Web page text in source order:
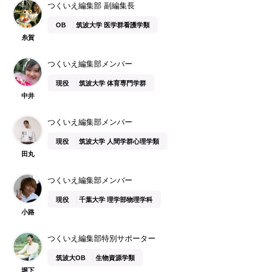
糸賀
つくいえ編集部 副編集長
OB 筑波大学 医学群看護学類
中井
つくいえ編集部メンバー
現役 筑波大学 体育専門学群
田丸
つくいえ編集部メンバー
現役 筑波大学 人間学群心理学類
小路
つくいえ編集部メンバー
現役 千葉大学 理学部物理学科
堀下
つくいえ編集部特別サポーター
筑波大OB 生物資源学類